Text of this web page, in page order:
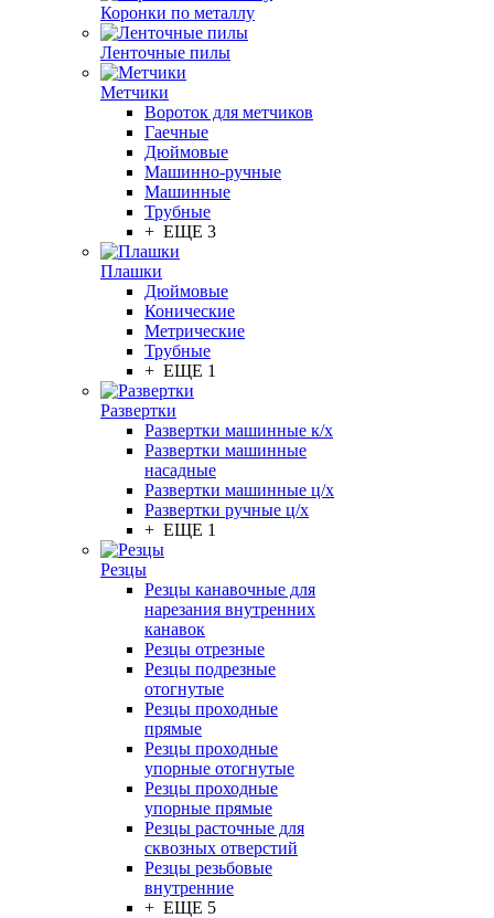
Коронки по металлу
Ленточные пилы
Метчики
Вороток для метчиков
Гаечные
Дюймовые
Машинно-ручные
Машинные
Трубные
+ ЕЩЕ 3
Плашки
Дюймовые
Конические
Метрические
Трубные
+ ЕЩЕ 1
Развертки
Развертки машинные к/х
Развертки машинные
насадные
Развертки машинные ц/х
Развертки ручные ц/х
+ ЕЩЕ 1
Резцы
Резцы канавочные для
нарезания внутренних
канавок
Резцы отрезные
Резцы подрезные
отогнутые
Резцы проходные
прямые
Резцы проходные
упорные отогнутые
Резцы проходные
упорные прямые
Резцы расточные для
сквозных отверстий
Резцы резьбовые
внутренние
+ ЕЩЕ 5